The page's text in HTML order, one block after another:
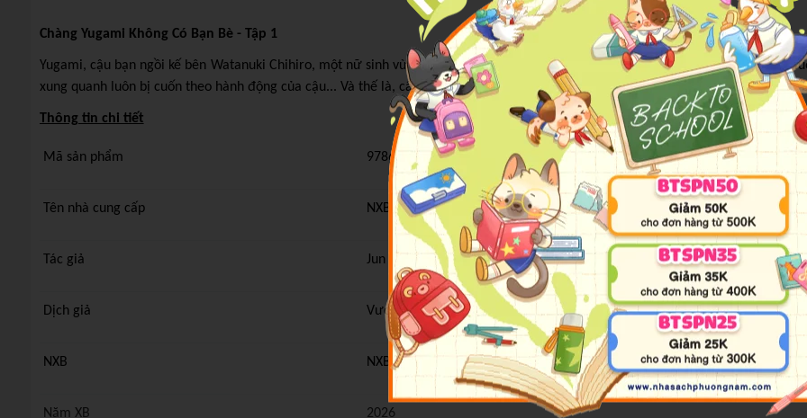
Chàng Yugami Không Có Bạn Bè - Tập 1
Yugami, cậu bạn ngồi kế bên Watanuki Chihiro, một nữ sinh vừa chuyển trường tới, có hơi - nói đúng hơn là rất rất kì quặc.
xung quanh luôn bị cuốn theo hành động của cậu... Và thế là, câu chuyện hài hước về một cậu chàng thích ở một mình chính thức
Thông tin chi tiết
Mã sản phẩm 978604242018
Tên nhà cung cấp NXB Kim Đồng
Tác giả Jun Sakura
Dịch giả Vương Hải Yến
NXB NXB Kim Đồng
Năm XB 2026